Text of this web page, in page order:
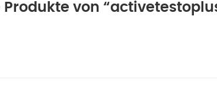
Produkte von